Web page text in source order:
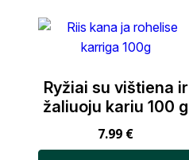
Ryžiai su vištiena ir
žaliuoju kariu 100 g
7.99 €